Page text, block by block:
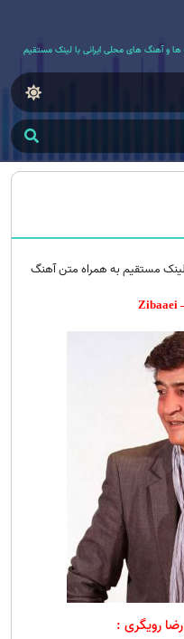
ها و آهنگ های محلی ایرانی با لینک مستقیم
لینک مستقیم به همراه متن آهنگ
–
رویگری :